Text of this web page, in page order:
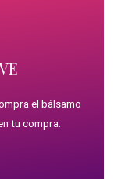
el bálsamo
tu compra.